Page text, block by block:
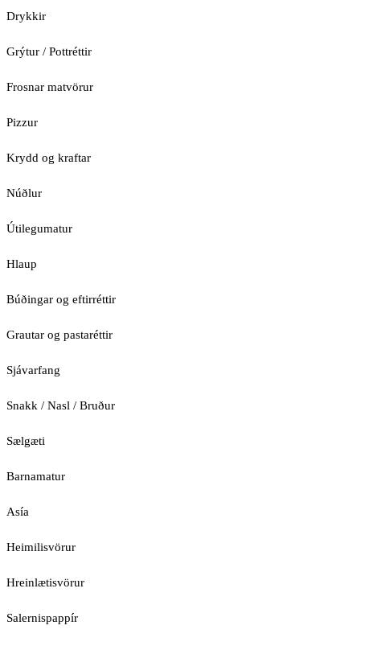
Drykkir
Grýtur / Pottréttir
Frosnar matvörur
Pizzur
Krydd og kraftar
Núðlur
Útilegumatur
Hlaup
Búðingar og eftirréttir
Grautar og pastaréttir
Sjávarfang
Snakk / Nasl / Bruður
Sælgæti
Barnamatur
Asía
Heimilisvörur
Hreinlætisvörur
Salernispappír